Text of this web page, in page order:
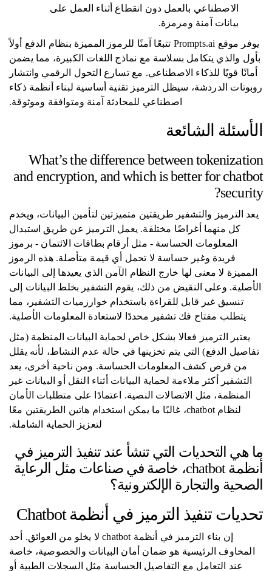
الاصطناعي بالعمل دون انقطاع أثناء العمل على
بيانات آمنة ومرمزة.
يوفر موقع Prompts.ai تتبعًا آمنًا للرموز المميزة بنظام الدفع أولاً
بأول والذي يتكامل بسلاسة مع نماذج اللغات الكبيرة، مما يضمن
أمانًا قويًا للذكاء الاصطناعي. مع تسارع التحول الرقمي وانتشار
روبوتات الدردشة، سيظل الترميز تقنية أساسية لبناء أنظمة ذكاء
اصطناعي للمحادثة آمنة ومتوافقة وموثوقة.
الأسئلة الشائعة
What’s the difference between tokenization
and encryption, and which is better for chatbot
security?
يعد الترميز والتشفير طريقتين متميزتين لتأمين البيانات، ويخدم
كل منهما أغراضًا مختلفة. يعمل الترميز عن طريق استبدال
المعلومات الحساسة - مثل أرقام بطاقات الائتمان - برموز
فريدة وغير حساسة لا تحمل أي قيمة متأصلة. هذه الرموز
المميزة لا معنى لها خارج النظام الآمن الذي يعيدها إلى البيانات
الأصلية. وعلى النقيض من ذلك، يقوم التشفير بخلط البيانات إلى
تنسيق غير قابل للقراءة باستخدام خوارزميات التشفير، مما
يتطلب مفتاح فك تشفير محددًا لاستعادة المعلومات الأصلية.
يعتبر الترميز فعالا بشكل خاص لحماية البيانات المنظمة (مثل
تفاصيل الدفع) التي يتم تخزينها في حالة عدم النشاط، لأنه يقلل
من فرص كشف المعلومات الحساسة. ومن ناحية أخرى، يعد
التشفير أكثر ملاءمة لحماية البيانات أثناء النقل أو البيانات غير
المنظمة، مثل الاتصالات النصية. اعتمادًا على متطلبات الأمان
لنظام chatbot، غالبًا ما يمكن استخدام هاتين الطريقتين معًا
لتعزيز الحماية الشاملة.
ما هي التحديات التي تنشأ عند تنفيذ الترميز في
أنظمة chatbot، خاصة في صناعات مثل الرعاية
الصحية والتجارة الإلكترونية؟
تحديات تنفيذ الترميز في أنظمة Chatbot
إن بناء الترميز في أنظمة chatbot لا يخلو من العوائق. أحد
المخاوف الرئيسية هو ضمان أمان البيانات والخصوصية، خاصة
عند التعامل مع التفاصيل الحساسة مثل السجلات الطبية أو